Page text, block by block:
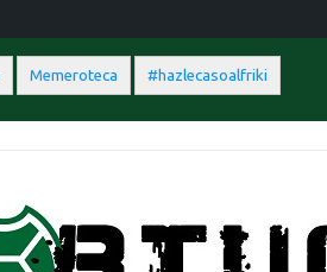
Memeroteca #hazlecasoalfriki